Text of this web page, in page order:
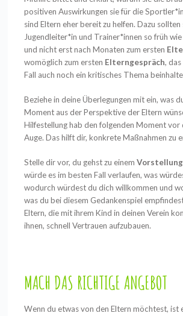
positiven Auswirkungen sie für die
sind Eltern eher bereit zu helfen. Dazu sollten
Jugendleiter*in und Trainer*innen so früh
und nicht erst nach Monaten zum ersten
womöglich zum ersten Elterngespräch,
Fall auch noch ein kritisches Thema
Beziehe in deine Überlegungen mit ein, was
Moment aus der Perspektive der Eltern
Hilfestellung hab den folgenden Moment vor
Auge. Das hilft dir, konkrete Maßnahmen zu
Stelle dir vor, du gehst zu einem
würde es im besten Fall verlaufen, was
wodurch würdest du dich willkommen und
was du bei diesem Gedankenspiel
Eltern, die mit ihrem Kind in deinen Verein
ihnen, schnell Vertrauen aufzubauen.
MACH DAS RICHTIGE ANGEBOT
Wenn du etwas von den Eltern möchtest, ist